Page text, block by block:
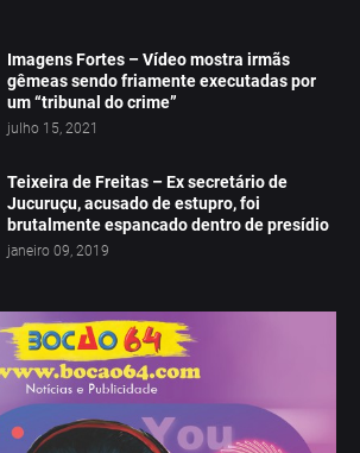
Imagens Fortes – Vídeo mostra irmãs
gêmeas sendo friamente executadas por
um “tribunal do crime”
julho 15, 2021
Teixeira de Freitas – Ex secretário de
Jucuruçu, acusado de estupro, foi
brutalmente espancado dentro de presídio
janeiro 09, 2019